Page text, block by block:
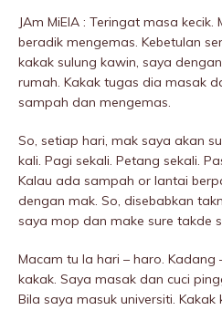
JAm MiElA : Teringat masa
beradik mengemas. Kebetulan
kakak sulung kawin, saya
rumah. Kakak tugas dia masak
sampah dan mengemas.
So, setiap hari, mak saya akan
kali. Pagi sekali. Petang sekali.
Kalau ada sampah or lantai
dengan mak. So, disebabkan
saya mop dan make sure takde
Macam tu la hari – haro.
kakak. Saya masak dan cuci
Bila saya masuk universiti.